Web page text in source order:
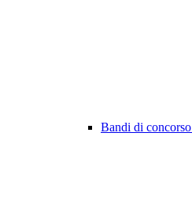
Bandi di concorso